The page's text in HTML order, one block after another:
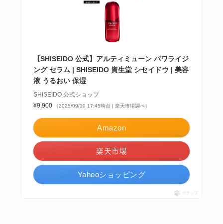
【SHISEIDO 公式】アルティミューン パワライジ
ング セラム | SHISEIDO 資生堂 シセイドウ | 美容
液 うるおい 保湿
SHISEIDO 公式ショップ
¥9,900
（2025/09/10 17:45時点 | 楽天市場調べ）
Amazon
楽天市場
Yahooショッピング
ポチップ